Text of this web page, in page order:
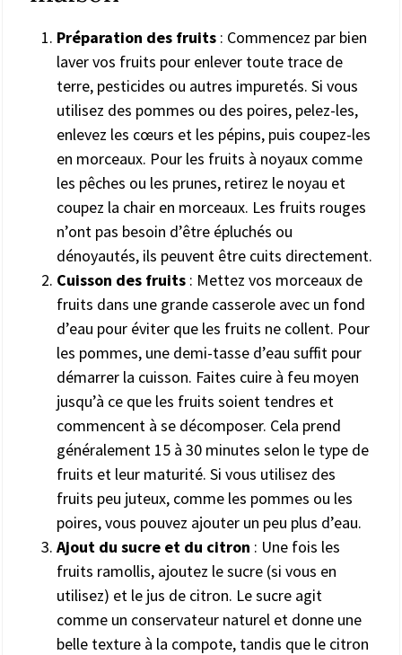
Préparation des fruits : Commencez par bien
laver vos fruits pour enlever toute trace de
terre, pesticides ou autres impuretés. Si vous
utilisez des pommes ou des poires, pelez-les,
enlevez les cœurs et les pépins, puis coupez-les
en morceaux. Pour les fruits à noyaux comme
les pêches ou les prunes, retirez le noyau et
coupez la chair en morceaux. Les fruits rouges
n’ont pas besoin d’être épluchés ou
dénoyautés, ils peuvent être cuits directement.
Cuisson des fruits : Mettez vos morceaux de
fruits dans une grande casserole avec un fond
d’eau pour éviter que les fruits ne collent. Pour
les pommes, une demi-tasse d’eau suffit pour
démarrer la cuisson. Faites cuire à feu moyen
jusqu’à ce que les fruits soient tendres et
commencent à se décomposer. Cela prend
généralement 15 à 30 minutes selon le type de
fruits et leur maturité. Si vous utilisez des
fruits peu juteux, comme les pommes ou les
poires, vous pouvez ajouter un peu plus d’eau.
Ajout du sucre et du citron : Une fois les
fruits ramollis, ajoutez le sucre (si vous en
utilisez) et le jus de citron. Le sucre agit
comme un conservateur naturel et donne une
belle texture à la compote, tandis que le citron